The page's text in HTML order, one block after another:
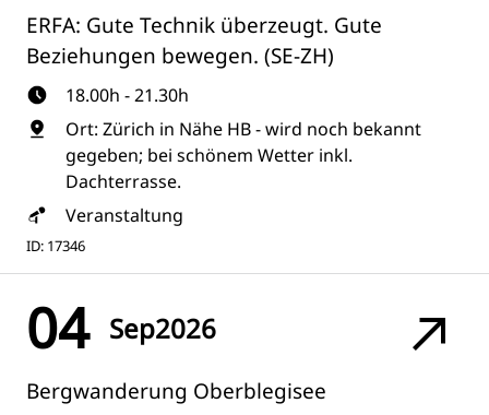
ERFA: Gute Technik überzeugt. Gute
Beziehungen bewegen. (SE-ZH)
18.00h - 21.30h
Ort: Zürich in Nähe HB - wird noch bekannt
gegeben; bei schönem Wetter inkl.
Dachterrasse.
Veranstaltung
ID: 17346
04 Sep2026
Bergwanderung Oberblegisee